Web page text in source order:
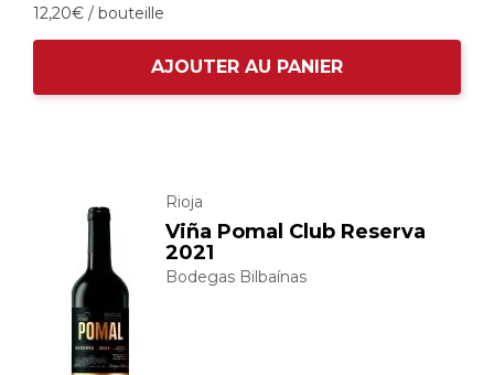
12,20€ / bouteille
AJOUTER AU PANIER
Rioja
Viña Pomal Club Reserva
2021
Bodegas Bilbaínas